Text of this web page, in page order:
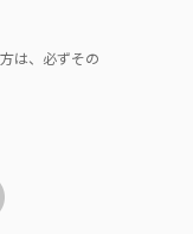
は、必ずその